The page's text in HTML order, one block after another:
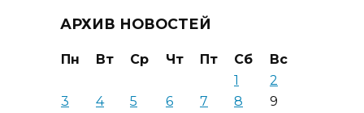
АРХИВ НОВОСТЕЙ
Пн Вт Ср Чт Пт Сб
Вс
1
2
3
4 5 6 7 8
9